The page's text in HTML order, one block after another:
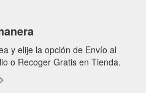
y elije la opción de Envío al
o Recoger Gratis en Tienda.